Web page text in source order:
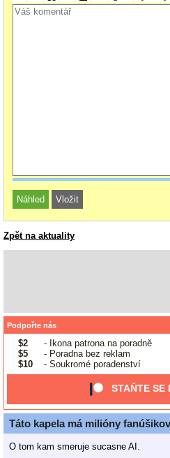
Zpět na aktuality
Podpořte nás
$2
- Ikona patrona na poradně
$5
- Poradna bez reklam
$10
- Soukromé poradenství
STAŇTE SE
Táto kapela má milióny
O tom kam smeruje sucasne AI.